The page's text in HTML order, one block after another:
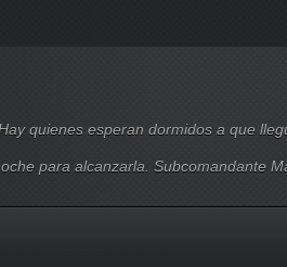
quienes esperan dormidos a que
para alcanzarla. Subcomandante